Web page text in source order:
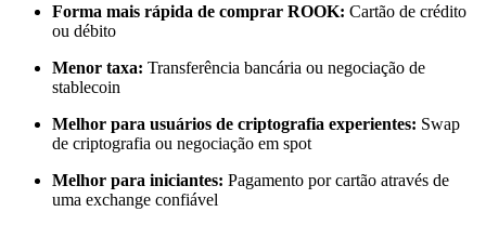
Torne-se um Trader de Cópias
Forma mais rápida de comprar ROOK: Cartão de crédito
ou débito
Menor taxa: Transferência bancária ou negociação de
stablecoin
Melhor para usuários de criptografia experientes: Swap
de criptografia ou negociação em spot
Melhor para iniciantes: Pagamento por cartão através de
uma exchange confiável